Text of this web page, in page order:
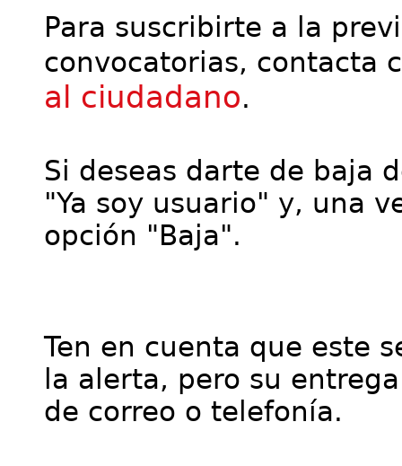
Para suscribirte a la
convocatorias, contacta
al ciudadano.
Si deseas darte de baja
"Ya soy usuario" y, una
opción "Baja".
Ten en cuenta que este
la alerta, pero su
de correo o telefonía.